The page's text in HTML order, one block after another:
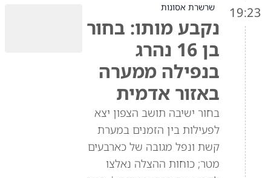
19:23 שרשרת אסונות
נקבע מותו: בחור
בן 16 נהרג
בנפילה ממערה
באזור אדמית
בחור ישיבה תושב הצפון יצא
לפעילות בין הזמנים במערת
קשת ונפל מגובה של כארבעים
מטר; כוחות ההצלה נאלצו